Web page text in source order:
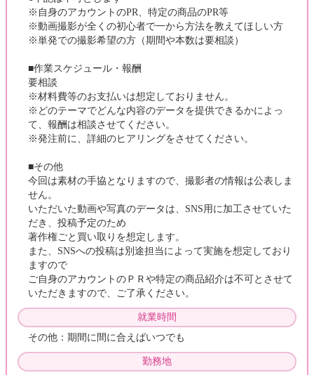
※自身のアカウントのPR、特定の商品のPR等
※動画撮影が全くの初心者で一から方法を教えてほしい方
※単発での撮影希望の方（期間や本数は要相談）
■作業スケジュール・報酬
要相談
※材料費等のお支払いは想定しておりません。
※どのテーマでどんな内容のデータを提供できるかによっ
て、報酬は相談させてください。
※発注前に、詳細のヒアリングをさせてください。
■その他
今回は素材の手協となりますので、撮影者の情報は公表しま
せん。
いただいた動画や写真のデータは、SNS用に加工させていた
だき、投稿予定のため
著作権ごと買い取りを想定します。
また、SNSへの投稿は別途担当によって実施を想定しており
ますので
ご自身のアカウントのＰＲや特定の商品紹介は不可とさせて
いただきますので、ご了承ください。
就業時間
その他：期間に間に合えばいつでも
勤務地